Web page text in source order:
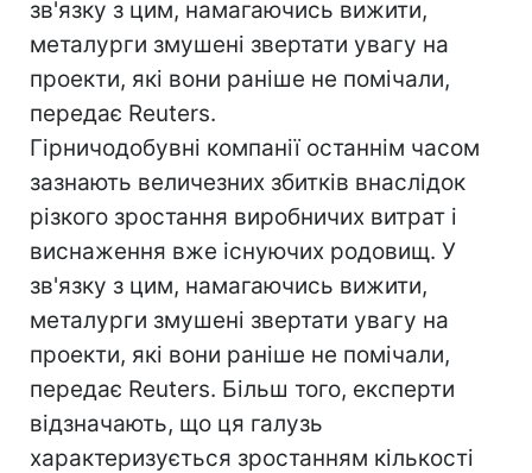
зв'язку з цим, намагаючись вижити,
металурги змушені звертати увагу на
проекти, які вони раніше не помічали,
передає Reuters.
Гірничодобувні компанії останнім часом
зазнають величезних збитків внаслідок
різкого зростання виробничих витрат і
виснаження вже існуючих родовищ. У
зв'язку з цим, намагаючись вижити,
металурги змушені звертати увагу на
проекти, які вони раніше не помічали,
передає Reuters. Більш того, експерти
відзначають, що ця галузь
характеризується зростанням кількості